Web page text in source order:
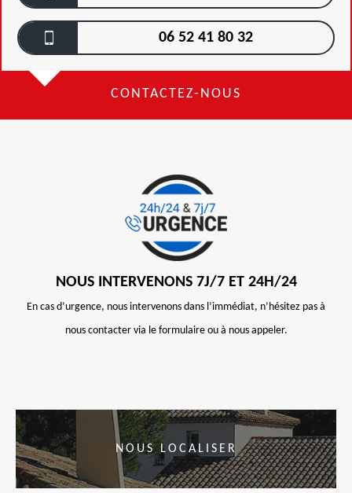
06 52 41 80 32
CONTACTEZ-NOUS
NOUS INTERVENONS 7J/7 ET 24H/24
En cas d’urgence, nous intervenons dans l’immédiat, n’hésitez pas à
nous contacter via le formulaire ou à nous appeler.
NOUS LOCALISER